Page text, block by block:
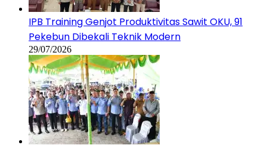
IPB Training Genjot Produktivitas Sawit OKU, 91
Pekebun Dibekali Teknik Modern
29/07/2026